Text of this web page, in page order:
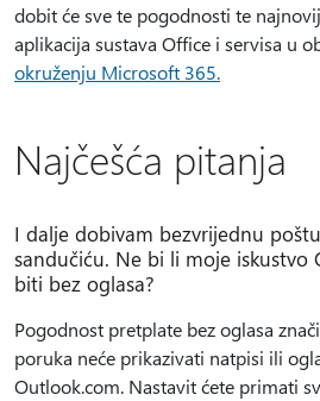
dobit će sve te pogodnosti te
aplikacija sustava Office i servisa u
okruženju Microsoft 365.
Najčešća pitanja
I dalje dobivam bezvrijednu
sandučiću. Ne bi li moje iskustvo
biti bez oglasa?
Pogodnost pretplate bez oglasa
poruka neće prikazivati natpisi ili
Outlook.com. Nastavit ćete primati